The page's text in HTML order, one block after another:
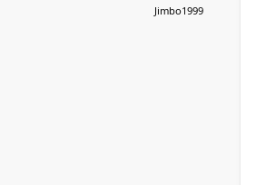
Jimbo1999